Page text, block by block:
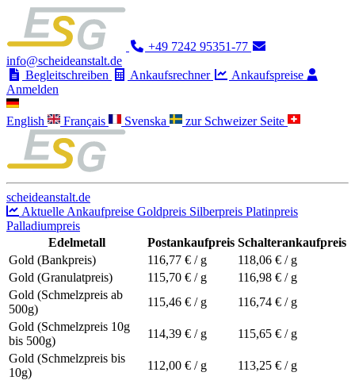
+49 7242 95351-77
info@scheideanstalt.de
Begleitschreiben
Ankaufsrechner
Ankaufspreise
Anmelden
English Français Svenska zur Schweizer Seite
scheideanstalt.de
Aktuelle Ankaufpreise Goldpreis Silberpreis Platinpreis
Palladiumpreis
Edelmetall
Postankaufpreis Schalterankaufpreis
Gold (Bankpreis)
116,77 € / g 118,06 € / g
Gold (Granulatpreis)
115,70 € / g 116,98 € / g
Gold (Schmelzpreis ab
500g)
115,46 € / g 116,74 € / g
Gold (Schmelzpreis 10g
bis 500g)
114,39 € / g 115,65 € / g
Gold (Schmelzpreis bis
10g)
112,00 € / g 113,25 € / g